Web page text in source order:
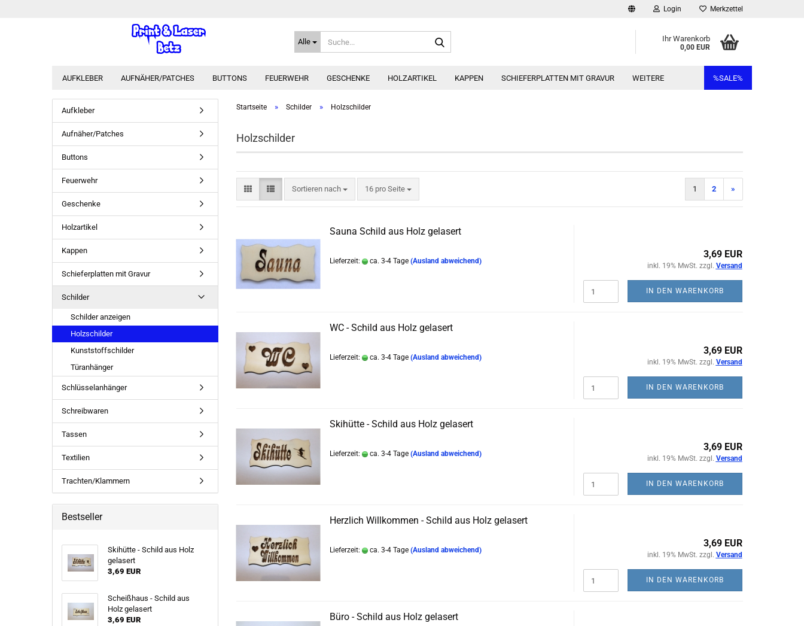
Login Merkzettel
Alle Ihr Warenkorb
0,00 EUR
AUFKLEBER AUFNÄHER/PATCHES BUTTONS FEUERWEHR GESCHENKE HOLZARTIKEL KAPPEN SCHIEFERPLATTEN MIT GRAVUR %SALE%
WEITERE
Startseite » Schilder » Holzschilder
Holzschilder
Sortieren nach
Sortieren nach 16 pro Seite
pro Seite 1 2 »
Sauna Schild aus Holz gelasert
Lieferzeit: ca. 3-4 Tage (Ausland abweichend)
3,69 EUR
inkl. 19% MwSt. zzgl. Versand
IN DEN WARENKORB
WC - Schild aus Holz gelasert
Lieferzeit: ca. 3-4 Tage (Ausland abweichend)
3,69 EUR
inkl. 19% MwSt. zzgl. Versand
IN DEN WARENKORB
Skihütte - Schild aus Holz gelasert
Lieferzeit: ca. 3-4 Tage (Ausland abweichend)
3,69 EUR
inkl. 19% MwSt. zzgl. Versand
IN DEN WARENKORB
Herzlich Willkommen - Schild aus Holz gelasert
Lieferzeit: ca. 3-4 Tage (Ausland abweichend)
3,69 EUR
inkl. 19% MwSt. zzgl. Versand
IN DEN WARENKORB
Büro - Schild aus Holz gelasert
Aufkleber
Aufnäher/Patches
Buttons
Feuerwehr
Geschenke
Holzartikel
Kappen
Schieferplatten mit Gravur
Schilder
Schilder anzeigen
Holzschilder
Kunststoffschilder
Türanhänger
Schlüsselanhänger
Schreibwaren
Tassen
Textilien
Trachten/Klammern
Bestseller
Skihütte - Schild aus Holz
gelasert
3,69 EUR
Scheißhaus - Schild aus
Holz gelasert
3,69 EUR